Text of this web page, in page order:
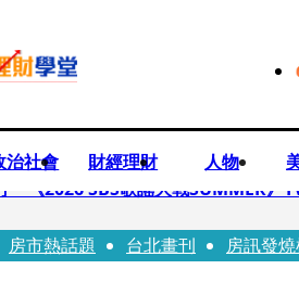
治社會 財經理財 人物
《2026 SBS歌謠大戰SUMMER》
宏碁派任李文詳接掌兆基屋管2天
房市熱話題 台北畫刊 房訊發